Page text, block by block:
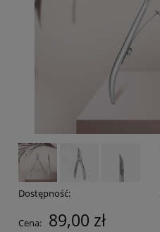
Dostępność:
Cena: 89,00 zł